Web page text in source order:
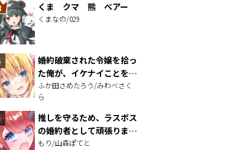
くま クマ 熊 ベアー
くまなの/029
婚約破棄された令嬢を拾っ
た俺が、イケナイことを教
え込む～美味しいものを食
べさせておしゃれをさせ
て、世界一幸せな少女にプ
ロデュース！～
ふか田さめたろう/みわべさく
ら
推しを守るため、ラスボス
の婚約者として頑張りま
す！
もり/山森ぽてと